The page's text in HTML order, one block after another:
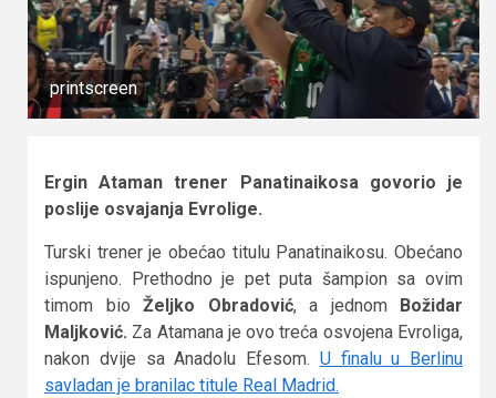
printscreen
Ergin Ataman trener Panatinaikosa govorio je
poslije osvajanja Evrolige.
Turski trener je obećao titulu Panatinaikosu. Obećano
ispunjeno. Prethodno je pet puta šampion sa ovim
timom bio Željko Obradović, a jednom Božidar
Maljković. Za Atamana je ovo treća osvojena Evroliga,
nakon dvije sa Anadolu Efesom. U finalu u Berlinu
savladan je branilac titule Real Madrid.